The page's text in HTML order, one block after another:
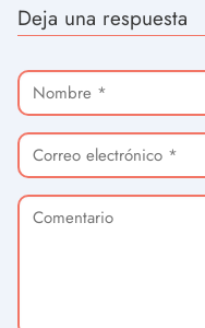
Deja una respuesta